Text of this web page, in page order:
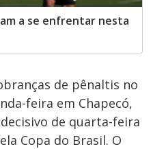
a se enfrentar nesta
de pênaltis no
feira em Chapecó,
de quarta-feira
Copa do Brasil. O